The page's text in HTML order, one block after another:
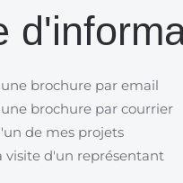
brochure par email
brochure par courrier
de mes projets
visite d'un représentant